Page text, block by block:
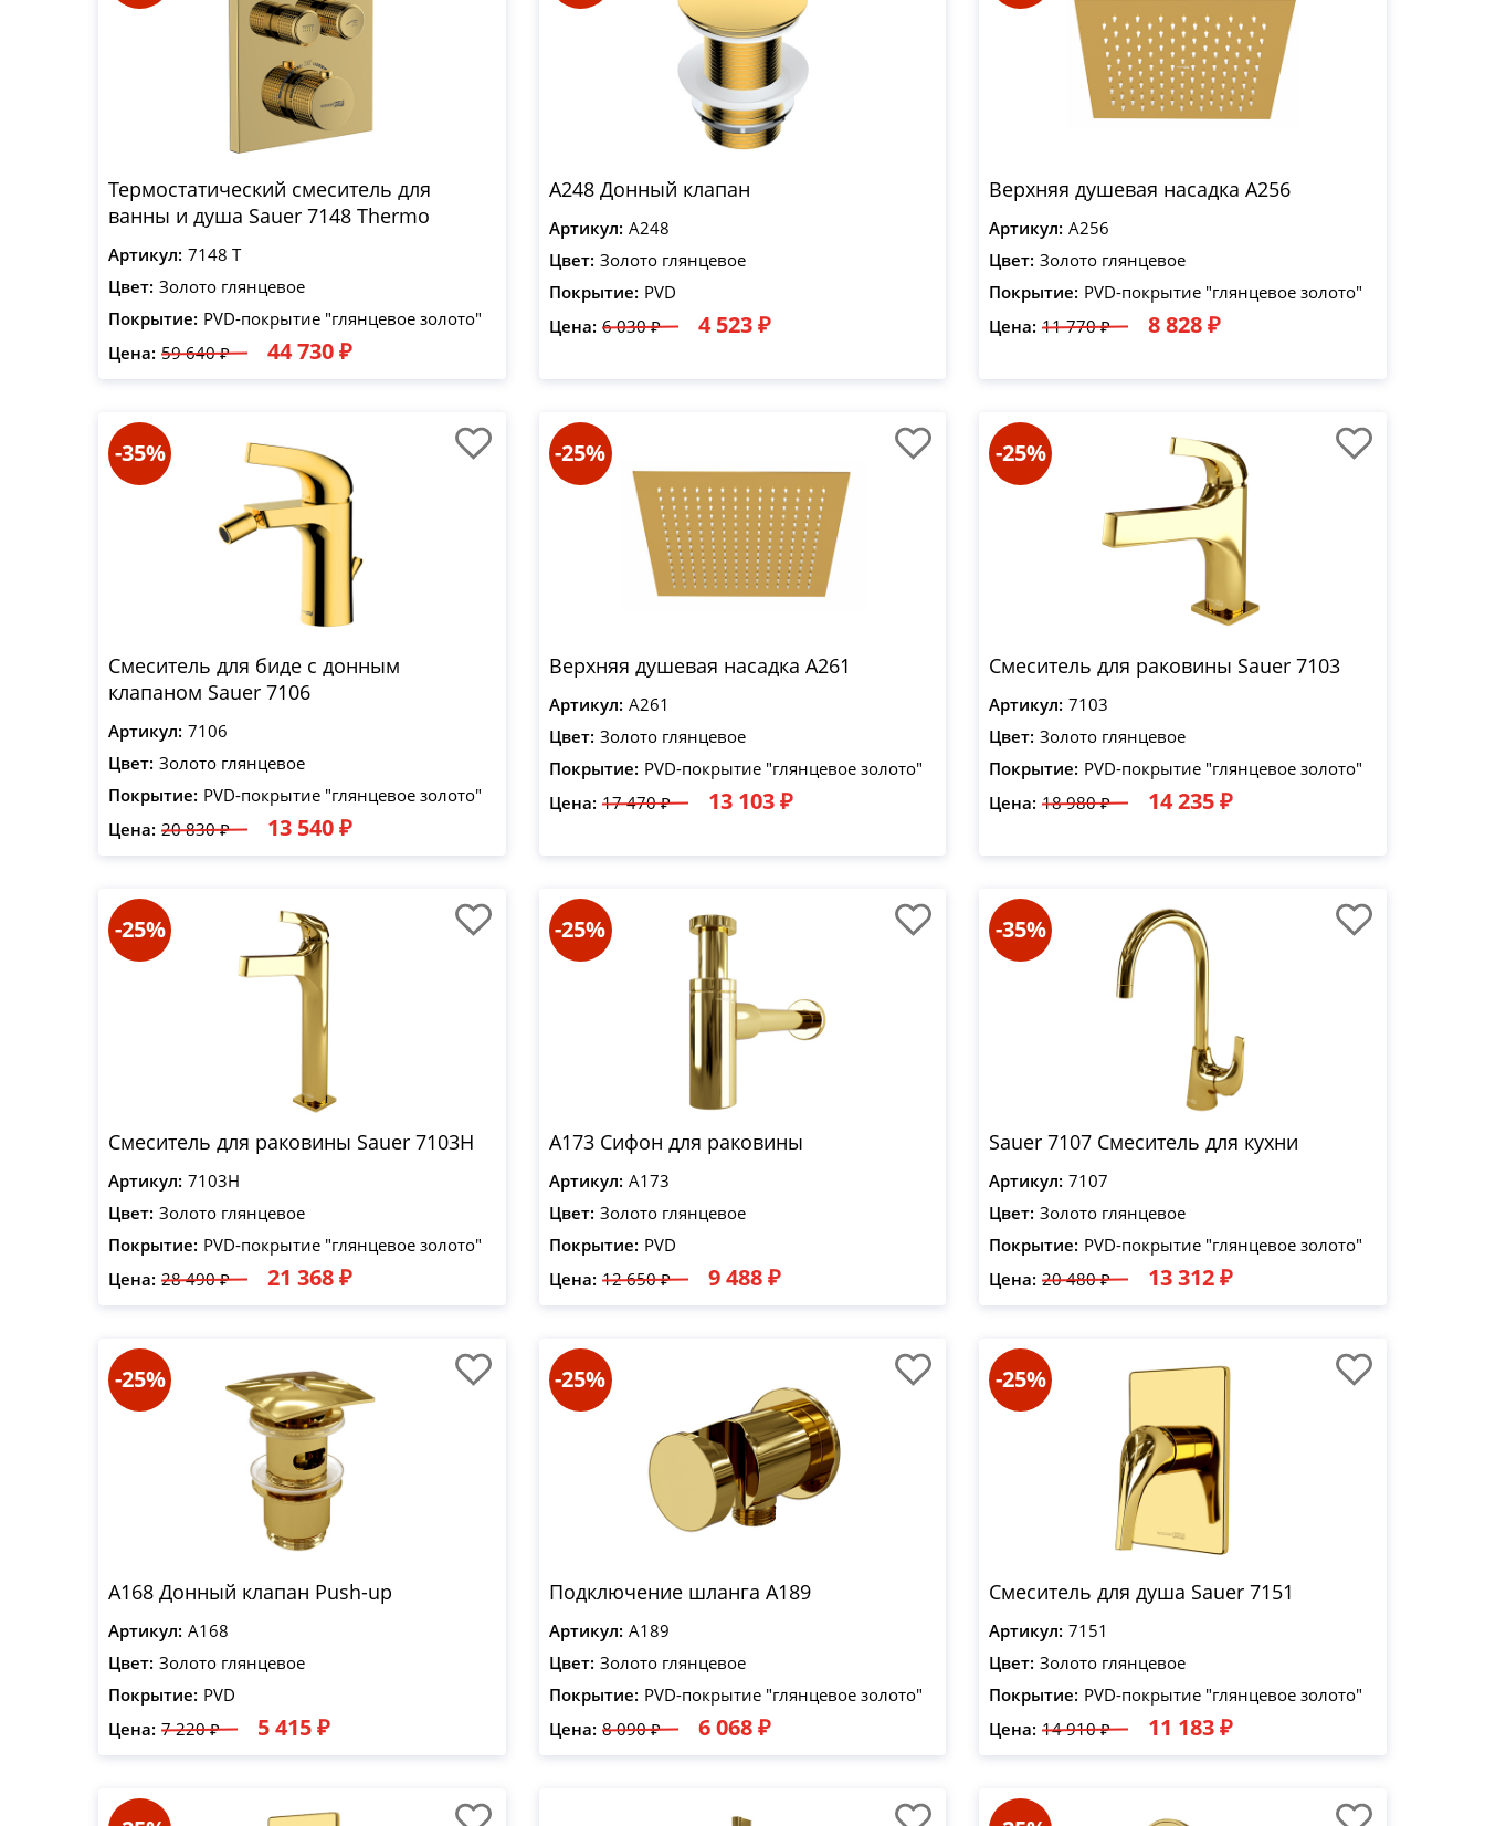
Термостатический смеситель для
ванны и душа Sauer 7148 Thermo
Артикул: 7148 T
Цвет: Золото глянцевое
Покрытие: PVD-покрытие "глянцевое золото"
Цена: 59 640 ₽ 44 730 ₽
A248 Донный клапан
Артикул: A248
Цвет: Золото глянцевое
Покрытие: PVD
Цена: 6 030 ₽ 4 523 ₽
Верхняя душевая насадка A256
Артикул: A256
Цвет: Золото глянцевое
Покрытие: PVD-покрытие "глянцевое золото"
Цена: 11 770 ₽ 8 828 ₽
-35%
Смеситель для биде с донным
клапаном Sauer 7106
Артикул: 7106
Цвет: Золото глянцевое
Покрытие: PVD-покрытие "глянцевое золото"
Цена: 20 830 ₽ 13 540 ₽
-25%
Верхняя душевая насадка A261
Артикул: A261
Цвет: Золото глянцевое
Покрытие: PVD-покрытие "глянцевое золото"
Цена: 17 470 ₽ 13 103 ₽
-25%
Смеситель для раковины Sauer 7103
Артикул: 7103
Цвет: Золото глянцевое
Покрытие: PVD-покрытие "глянцевое золото"
Цена: 18 980 ₽ 14 235 ₽
-25%
Смеситель для раковины Sauer 7103H
Артикул: 7103H
Цвет: Золото глянцевое
Покрытие: PVD-покрытие "глянцевое золото"
Цена: 28 490 ₽ 21 368 ₽
-25%
A173 Сифон для раковины
Артикул: A173
Цвет: Золото глянцевое
Покрытие: PVD
Цена: 12 650 ₽ 9 488 ₽
-35%
Sauer 7107 Смеситель для кухни
Артикул: 7107
Цвет: Золото глянцевое
Покрытие: PVD-покрытие "глянцевое золото"
Цена: 20 480 ₽ 13 312 ₽
-25%
A168 Донный клапан Push-up
Артикул: A168
Цвет: Золото глянцевое
Покрытие: PVD
Цена: 7 220 ₽ 5 415 ₽
-25%
Подключение шланга A189
Артикул: A189
Цвет: Золото глянцевое
Покрытие: PVD-покрытие "глянцевое золото"
Цена: 8 090 ₽ 6 068 ₽
-25%
Смеситель для душа Sauer 7151
Артикул: 7151
Цвет: Золото глянцевое
Покрытие: PVD-покрытие "глянцевое золото"
Цена: 14 910 ₽ 11 183 ₽